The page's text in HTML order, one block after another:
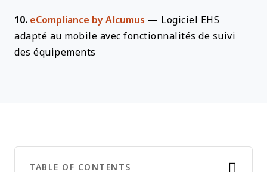
10. eCompliance by Alcumus — Logiciel EHS
adapté au mobile avec fonctionnalités de suivi
des équipements
TABLE OF CONTENTS